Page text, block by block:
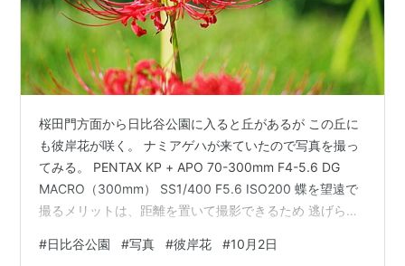
桜田門方面から日比谷公園に入ると丘があるが この丘に
も彼岸花が咲く。 ナミアゲハが来ていたので写真を撮っ
てみる。 PENTAX KP + APO 70-300mm F4-5.6 DG
MACRO（300mm） SS1/400 F5.6 ISO200 蝶を望遠で
撮るメリットは、距離を置いて撮影できるため 逃げられ
なるべく薄くなったタイミングで撮影しないとボケる点
#日比谷公園 #写真 #彼岸花 #10月2日